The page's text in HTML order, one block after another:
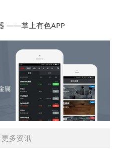
——掌上有色APP
多资讯